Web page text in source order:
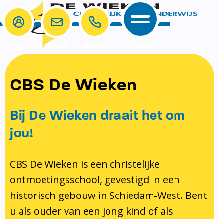
School
School
Onze visie rondom christelijke
identiteit
Pedagogisch klimaat en veiligheid
Bibliotheek
Ondersteuning
Ouders
MR & GMR
Aanmelden nieuwe leerling
Verlof aanvragen
Bibliotheek op school
Te weinig geld?
Contact
E-mail
CBS De Wieken
Bij De Wieken draait het om
jou!
CBS De Wieken is een christelijke
ontmoetingsschool, gevestigd in een
historisch gebouw in Schiedam-West. Bent
u als ouder van een jong kind of als